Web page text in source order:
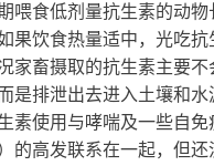
喂食低剂量抗生素的动物
果饮食热量适中，光吃抗
家畜摄取的抗生素主要不
是排泄出去进入土壤和水
素使用与哮喘及一些自免
的高发联系在一起，但还